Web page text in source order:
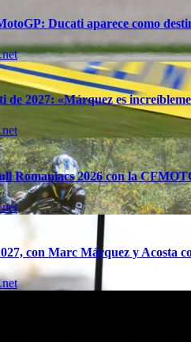
Ducati aparece como
de 2027: «Márquez es
Romaniacs 2026 con la
con Marc Márquez y Acosta